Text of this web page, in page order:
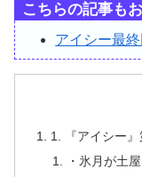
こちらの記事も
アイシー最
1. 『アイシー
・氷月が土